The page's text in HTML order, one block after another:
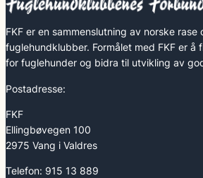
FKF er en sammenslutning av norske rase
fuglehundklubber. Formålet med FKF er å
for fuglehunder og bidra til utvikling av
Postadresse:
FKF
Ellingbøvegen 100
2975 Vang i Valdres
Telefon: 915 13 889